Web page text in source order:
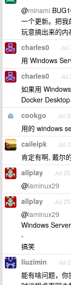
@minami
一个更新。把
玩意搞出来的内
charles0 Jul
用 Windows
charles0 Jul
如果用
Docker
cookgo Jul
用的 windows
caileipk Jul
肯定有啊, 戴尔
allplay Jul
@laminux29
allplay Jul
@laminux29
Windows
-
搞笑
liuzimin Jul
能有啥问题，